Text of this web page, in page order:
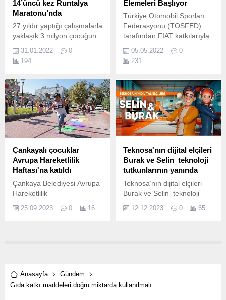
14’üncü kez Runtalya
Maratonu’nda
27 yıldır yaptığı çalışmalarla
yaklaşık 3 milyon çocuğun
sağlayan Türkiye Eğitim
Gönüllüleri Vakfı (TEGV),
Runtalya Maratonu’nda
çocuklar için buluşuyor.
31.01.2022
0
194
Elemeleri Başlıyor
Türkiye Otomobil Sporları
Federasyonu (TOSFED)
tarafından FIAT katkılarıyla
Yıldızını Arıyor’ sosyal
sorumluluk projesi, bu yıl 4.
05.05.2022
0
231
Çankayalı çocuklar
Avrupa Hareketlilik
Haftası'na katıldı
Çankaya Belediyesi Avrupa
Hareketlilik
"Şehrini Keşfet/ Gelecek
25.09.2023 0 16
Teknosa'nın dijital elçileri
Burak ve Selin teknoloji
tutkunlarının yanında
Teknosa’nın dijital elçileri
Burak ve Selin teknoloji
Türkiye teknoloji
yenilikçi bir...
12.12.2023 0 65
Anasayfa
Gündem
Gıda katkı maddeleri doğru miktarda kullanılmalı